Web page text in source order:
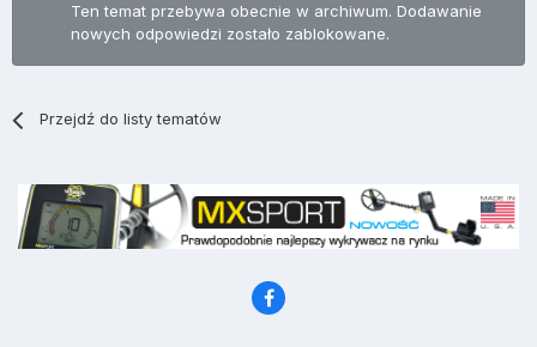
Ten temat przebywa obecnie w archiwum. Dodawanie
nowych odpowiedzi zostało zablokowane.
Przejdź do listy tematów